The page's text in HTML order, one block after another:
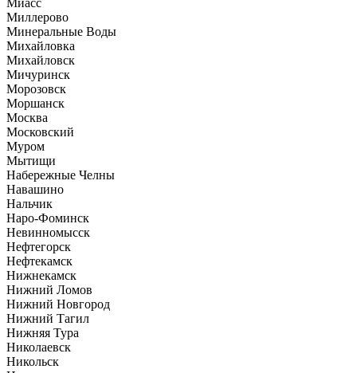
Миасс
Миллерово
Минеральные Воды
Михайловка
Михайловск
Мичуринск
Морозовск
Моршанск
Москва
Московский
Муром
Мытищи
Набережные Челны
Навашино
Нальчик
Наро-Фоминск
Невинномысск
Нефтегорск
Нефтекамск
Нижнекамск
Нижний Ломов
Нижний Новгород
Нижний Тагил
Нижняя Тура
Николаевск
Никольск